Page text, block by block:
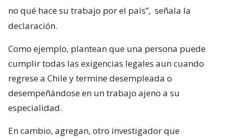
no qué hace su trabajo por el país”, señala la
declaración.
Como ejemplo, plantean que una persona puede
cumplir todas las exigencias legales aun cuando
regrese a Chile y termine desempleada o
desempeñándose en un trabajo ajeno a su
especialidad.
En cambio, agregan, otro investigador que